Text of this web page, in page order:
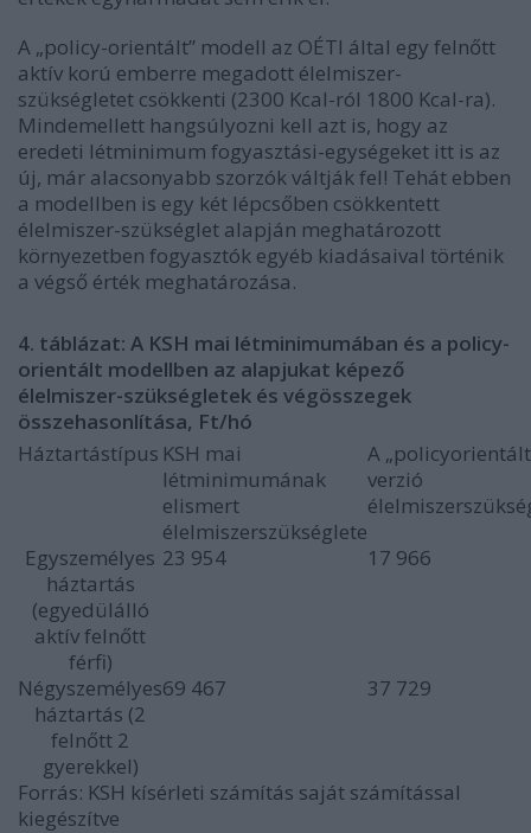
A „policy-orientált” modell az OÉTI által egy felnőtt
aktív korú emberre megadott élelmiszer-
szükségletet csökkenti (2300 Kcal-ról 1800 Kcal-ra).
Mindemellett hangsúlyozni kell azt is, hogy az
eredeti létminimum fogyasztási-egységeket itt is az
új, már alacsonyabb szorzók váltják fel! Tehát ebben
a modellben is egy két lépcsőben csökkentett
élelmiszer-szükséglet alapján meghatározott
környezetben fogyasztók egyéb kiadásaival történik
a végső érték meghatározása.
4. táblázat: A KSH mai létminimumában és a policy-
orientált modellben az alapjukat képező
élelmiszer-szükségletek és végösszegek
összehasonlítása, Ft/hó
Háztartástípus KSH mai
létminimumának
elismert
élelmiszerszükséglete
A
verzió
Egyszemélyes
háztartás
(egyedülálló
aktív felnőtt
férfi)
23 954 17 966
Négyszemélyes
háztartás (2
felnőtt 2
gyerekkel)
69 467 37 729
Forrás: KSH kísérleti számítás saját számítással
kiegészítve